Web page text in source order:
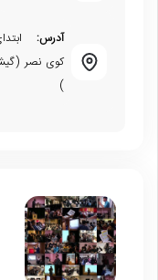
آدرس:
کوی نصر
)